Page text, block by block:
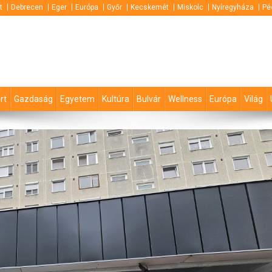
Debrecen Eger Európa Győr Kecskemét Miskolc Nyíregyháza
Gazdaság Egyetem Kultúra Bulvár Wellness Európa Világ